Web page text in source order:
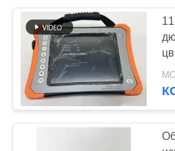
КАРТА
САЙТА
PRIVACY
POLICY